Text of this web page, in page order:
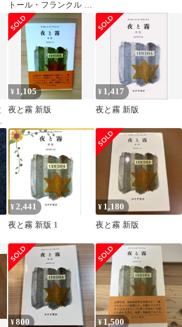
トール・フランクル 3
冊セット
¥ 1,105
夜と霧 新版
¥ 1,417
夜と霧 新版
¥ 2,441
夜と霧 新版 1
¥ 1,180
夜と霧 新版
¥800 ¥ 1,500